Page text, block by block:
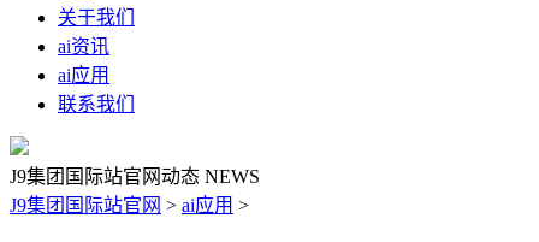
关于我们
ai资讯
ai应用
联系我们
J9集团国际站官网动态 NEWS
J9集团国际站官网 > ai应用 >